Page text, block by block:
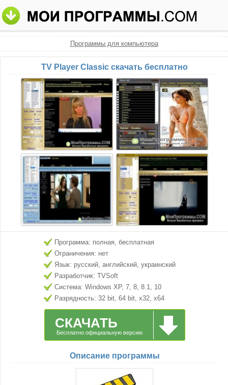
Программы для компьютера
TV Player Classic скачать бесплатно
Программа: полная, бесплатная
Ограничения: нет
Язык: русский, английский, украинский
Разработчик: TVSoft
Система: Windows XP, 7, 8, 8.1, 10
Разрядность: 32 bit, 64 bit, x32, x64
СКАЧАТЬ
Бесплатно официальную версию
Описание программы